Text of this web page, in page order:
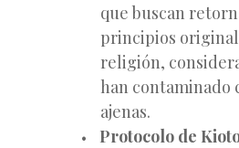
que buscan
principios
religión,
han contaminado
ajenas.
Protocolo de